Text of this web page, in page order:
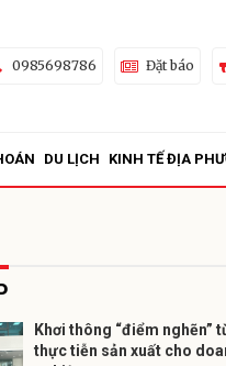
0985698786 Đặt báo
DU LỊCH KINH TẾ ĐỊA
Khơi thông “điểm nghẽn”
thực tiễn sản xuất cho